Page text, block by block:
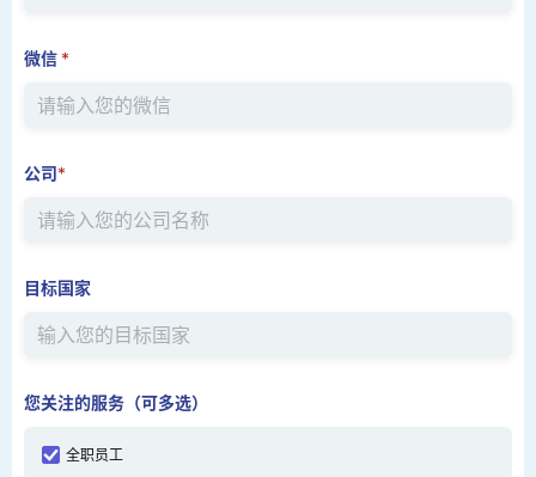
微信 *
公司*
目标国家
您关注的服务（可多选）
全职员工